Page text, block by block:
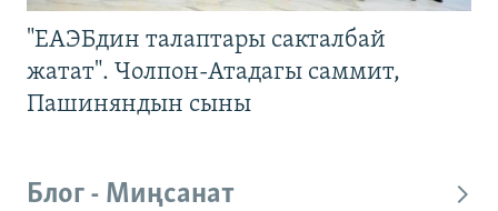
"ЕАЭБдин талаптары сакталбай
жатат". Чолпон-Атадагы саммит,
Пашиняндын сыны
Блог - Миңсанат